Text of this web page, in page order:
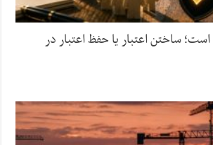
ساختن اعتبار یا حفظ اعتبار در